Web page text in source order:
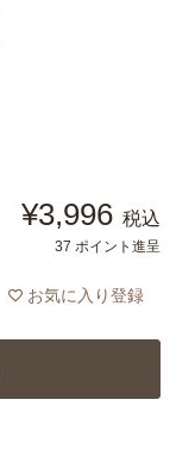
¥3,996 税込
37 ポイント進呈
お気に入り登録